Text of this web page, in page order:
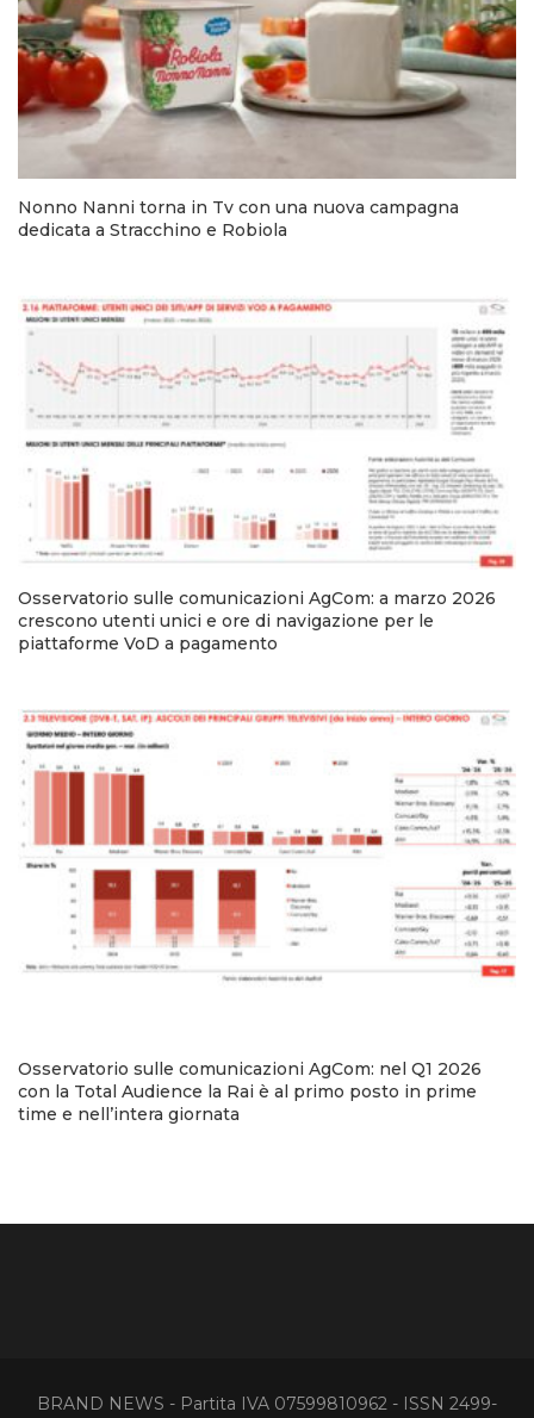
Nonno Nanni torna in Tv con una nuova campagna
dedicata a Stracchino e Robiola
Osservatorio sulle comunicazioni AgCom: a marzo 2026
crescono utenti unici e ore di navigazione per le
piattaforme VoD a pagamento
Osservatorio sulle comunicazioni AgCom: nel Q1 2026
con la Total Audience la Rai è al primo posto in prime
time e nell’intera giornata
BRAND NEWS - Partita IVA 07599810962 - ISSN 2499-